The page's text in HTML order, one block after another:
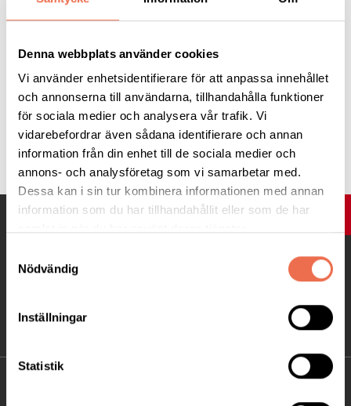
Denna webbplats använder cookies
Vi använder enhetsidentifierare för att anpassa innehållet
och annonserna till användarna, tillhandahålla funktioner
för sociala medier och analysera vår trafik. Vi
vidarebefordrar även sådana identifierare och annan
information från din enhet till de sociala medier och
annons- och analysföretag som vi samarbetar med.
Dessa kan i sin tur kombinera informationen med annan
information som du har tillhandahållit eller som de har
Nödvändig
Inställningar
Statistik
Tipsa